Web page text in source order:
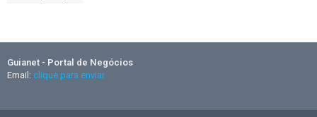
Guianet - Portal de Negócios
Email: clique para enviar